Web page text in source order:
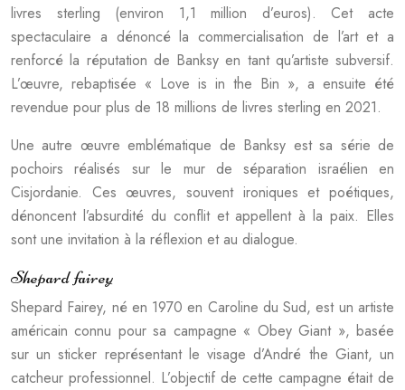
livres sterling (environ 1,1 million d’euros). Cet acte
spectaculaire a dénoncé la commercialisation de l’art et a
renforcé la réputation de Banksy en tant qu’artiste subversif.
L’œuvre, rebaptisée « Love is in the Bin », a ensuite été
revendue pour plus de 18 millions de livres sterling en 2021.
Une autre œuvre emblématique de Banksy est sa série de
pochoirs réalisés sur le mur de séparation israélien en
Cisjordanie. Ces œuvres, souvent ironiques et poétiques,
dénoncent l’absurdité du conflit et appellent à la paix. Elles
sont une invitation à la réflexion et au dialogue.
Shepard fairey
Shepard Fairey, né en 1970 en Caroline du Sud, est un artiste
américain connu pour sa campagne « Obey Giant », basée
sur un sticker représentant le visage d’André the Giant, un
catcheur professionnel. L’objectif de cette campagne était de